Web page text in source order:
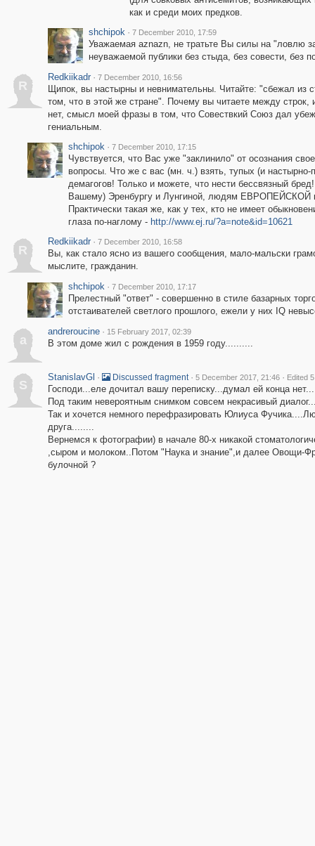
как и среди моих предков.
shchipok · 7 December 2010, 17:59
Уважаемая aznazn, не тратьте Вы силы на "ловлю
неуважаемой публики без стыда, без совести, без
R
Redkiikadr · 7 December 2010, 16:56
Щипок, вы настырны и невнимательны. Читайте: "сбежал из
том, что в этой же стране". Почему вы читаете между строк,
нет, смысл моей фразы в том, что Совествкий Союз дал
гениальным.
shchipok · 7 December 2010, 17:15
Чувствуется, что Вас уже "заклинило" от осознания
вопросы. Что же с вас (мн. ч.) взять, тупых (и
демагогов! Только и можете, что нести бессвязный
Вашему) Эренбургу и Лунгиной, людям ЕВРОПЕЙСКОЙ
Практически такая же, как у тех, кто не имеет
глаза по-наглому - http://www.ej.ru/?a=note&id=10621
R
Redkiikadr · 7 December 2010, 16:58
Вы, как стало ясно из вашего сообщения, мало-мальски
мыслите, гражданин.
shchipok · 7 December 2010, 17:17
Прелестный "ответ" - совершенно в стиле базарных
отстаивателей светлого прошлого, ежели у них IQ
a
andreroucine · 15 February 2017, 02:39
В этом доме жил с рождения в 1959 году..........
S
StanislavGl · Discussed fragment · 5 December 2017, 21:46 · Edited
Господи...еле дочитал вашу переписку...думал ей конца нет...
Под таким невероятным снимком совсем некрасивый
Так и хочется немного перефразировать Юлиуса
друга........
Вернемся к фотографии) в начале 80-х никакой
,сыром и молоком..Потом "Наука и знание",и далее Овощи-
булочной ?